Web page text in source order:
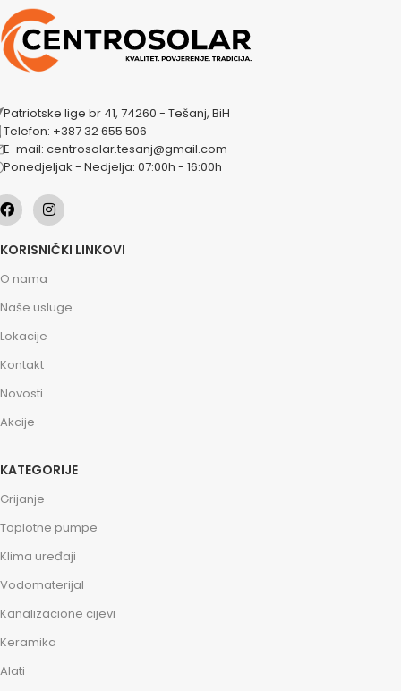
Patriotske lige br 41, 74260 - Tešanj, BiH
Telefon: +387 32 655 506
E-mail: centrosolar.tesanj@gmail.com
Ponedjeljak - Nedjelja: 07:00h - 16:00h
KORISNIČKI LINKOVI
O nama
Naše usluge
Lokacije
Kontakt
Novosti
Akcije
KATEGORIJE
Grijanje
Toplotne pumpe
Klima uređaji
Vodomaterijal
Kanalizacione cijevi
Keramika
Alati